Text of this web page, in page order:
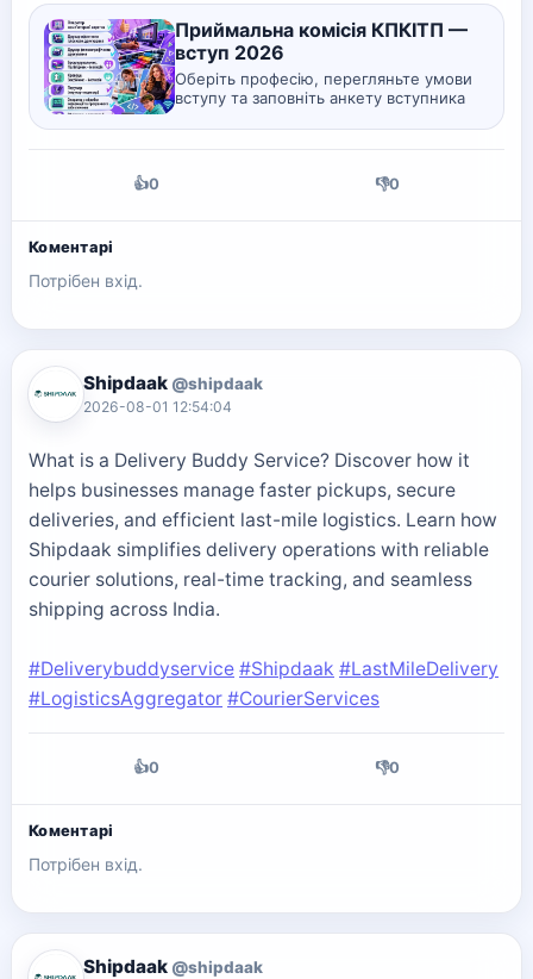
Приймальна комісія КПКІТП —
вступ 2026
Оберіть професію, перегляньте умови
вступу та заповніть анкету вступника
👍0 👎0
Коментарі
Потрібен вхід.
Shipdaak @shipdaak
2026-08-01 12:54:04
What is a Delivery Buddy Service? Discover how it
helps businesses manage faster pickups, secure
deliveries, and efficient last-mile logistics. Learn how
Shipdaak simplifies delivery operations with reliable
courier solutions, real-time tracking, and seamless
shipping across India.
#Deliverybuddyservice #Shipdaak #LastMileDelivery
#LogisticsAggregator #CourierServices
👍0 👎0
Коментарі
Потрібен вхід.
Shipdaak @shipdaak